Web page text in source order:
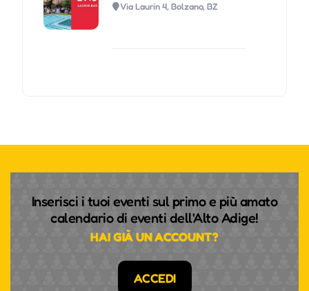
Via Laurin 4, Bolzano, BZ
Inserisci i tuoi eventi sul primo e più amato
calendario di eventi dell'Alto Adige!
HAI GIÀ UN ACCOUNT?
ACCEDI